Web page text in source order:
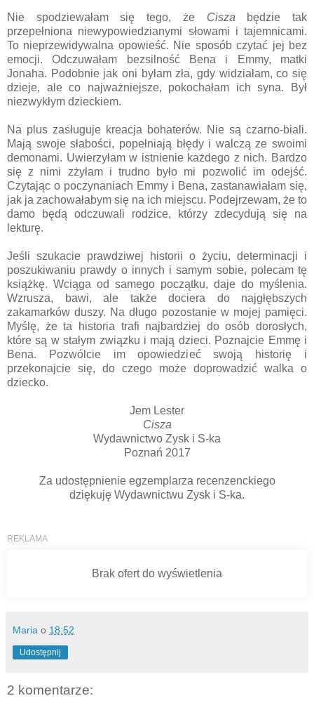
Nie spodziewałam się tego, że Cisza
będzie tak
przepełniona niewypowiedzianymi słowami i tajemnicami.
To nieprzewidywalna opowieść. Nie sposób czytać jej bez
emocji. Odczuwałam bezsilność Bena i Emmy, matki
Jonaha. Podobnie jak oni byłam zła, gdy widziałam, co się
dzieje, ale co najważniejsze, pokochałam ich syna. Był
niezwykłym dzieckiem.
Na plus zasługuje kreacja bohaterów. Nie są czarno-biali.
Mają swoje słabości, popełniają błędy i walczą ze swoimi
demonami. Uwierzyłam w istnienie każdego z nich. Bardzo
się z nimi zżyłam i trudno było mi pozwolić im odejść.
Czytając o poczynaniach Emmy i Bena, zastanawiałam się,
jak ja zachowałabym się na ich miejscu. Podejrzewam, że to
damo będą odczuwali rodzice, którzy zdecydują się na
lekturę.
Jeśli szukacie prawdziwej historii o życiu, determinacji i
poszukiwaniu prawdy o innych i samym sobie, polecam tę
książkę. Wciąga od samego początku, daje do myślenia.
Wzrusza, bawi, ale także dociera do najgłębszych
zakamarków duszy. Na długo pozostanie w mojej pamięci.
Myślę, że ta historia trafi najbardziej do osób dorosłych,
które są w stałym związku i mają dzieci. Poznajcie Emmę i
Bena. Pozwólcie im opowiedzieć swoją historię i
przekonajcie się, do czego może doprowadzić walka o
dziecko.
Jem Lester
Cisza
Wydawnictwo Zysk i S-ka
Poznań 2017
Za udostępnienie egzemplarza recenzenckiego
dziękuję Wydawnictwu Zysk i S-ka.
Maria o 18:52
Udostępnij
2 komentarze: